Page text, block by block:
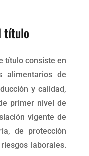
título
título consiste en
alimentarios de
y calidad,
primer nivel de
vigente de
de protección
laborales.